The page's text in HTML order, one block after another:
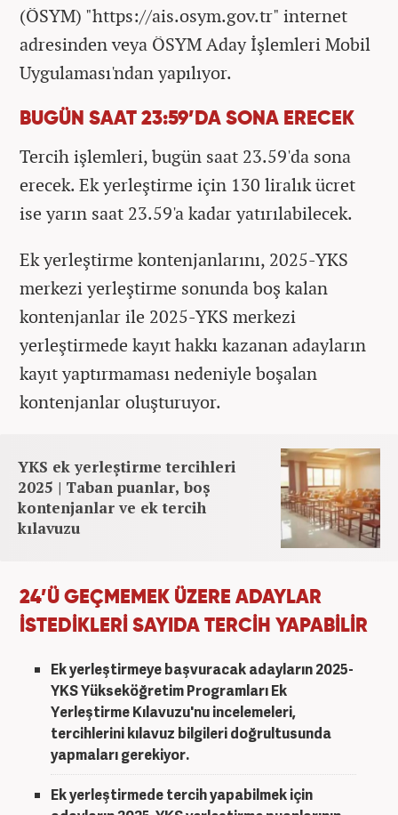
(ÖSYM) "https://ais.osym.gov.tr" internet
adresinden veya ÖSYM Aday İşlemleri Mobil
Uygulaması'ndan yapılıyor.
BUGÜN SAAT 23:59’DA SONA ERECEK
Tercih işlemleri, bugün saat 23.59'da sona
erecek. Ek yerleştirme için 130 liralık ücret
ise yarın saat 23.59'a kadar yatırılabilecek.
Ek yerleştirme kontenjanlarını, 2025-YKS
merkezi yerleştirme sonunda boş kalan
kontenjanlar ile 2025-YKS merkezi
yerleştirmede kayıt hakkı kazanan adayların
kayıt yaptırmaması nedeniyle boşalan
kontenjanlar oluşturuyor.
YKS ek yerleştirme tercihleri
2025 | Taban puanlar, boş
kontenjanlar ve ek tercih
kılavuzu
24’Ü GEÇMEMEK ÜZERE ADAYLAR
İSTEDİKLERİ SAYIDA TERCİH YAPABİLİR
Ek yerleştirmeye başvuracak adayların 2025-
YKS Yükseköğretim Programları Ek
Yerleştirme Kılavuzu'nu incelemeleri,
tercihlerini kılavuz bilgileri doğrultusunda
yapmaları gerekiyor.
Ek yerleştirmede tercih yapabilmek için